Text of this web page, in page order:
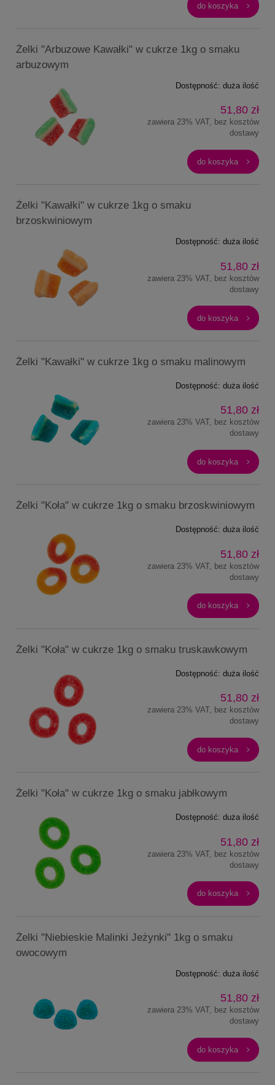
do koszyka
Żelki "Arbuzowe Kawałki" w cukrze 1kg o smaku
arbuzowym
Dostępność: duża ilość
51,80 zł
zawiera 23% VAT, bez kosztów
dostawy
do koszyka
Żelki "Kawałki" w cukrze 1kg o smaku
brzoskwiniowym
Dostępność: duża ilość
51,80 zł
zawiera 23% VAT, bez kosztów
dostawy
do koszyka
Żelki "Kawałki" w cukrze 1kg o smaku malinowym
Dostępność: duża ilość
51,80 zł
zawiera 23% VAT, bez kosztów
dostawy
do koszyka
Żelki "Koła" w cukrze 1kg o smaku brzoskwiniowym
Dostępność: duża ilość
51,80 zł
zawiera 23% VAT, bez kosztów
dostawy
do koszyka
Żelki "Koła" w cukrze 1kg o smaku truskawkowym
Dostępność: duża ilość
51,80 zł
zawiera 23% VAT, bez kosztów
dostawy
do koszyka
Żelki "Koła" w cukrze 1kg o smaku jabłkowym
Dostępność: duża ilość
51,80 zł
zawiera 23% VAT, bez kosztów
dostawy
do koszyka
Żelki "Niebieskie Malinki Jeżynki" 1kg o smaku
owocowym
Dostępność: duża ilość
51,80 zł
zawiera 23% VAT, bez kosztów
dostawy
do koszyka